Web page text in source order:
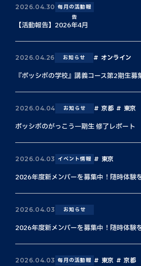
2026.04.30 毎月の活動報
告
【活動報告】2026年4月
2026.04.26 お知らせ オンライン
『ポッシボの学校』講義コース第2期生募
2026.04.04 お知らせ 京都 東京
ポッシボのがっこう一期生 修了レポート
2026.04.03 イベント情報 東京
2026年度新メンバーを募集中！随時体験
2026.04.03 お知らせ
2026年度新メンバーを募集中！随時体験
2026.04.03 毎月の活動報
東京 京都